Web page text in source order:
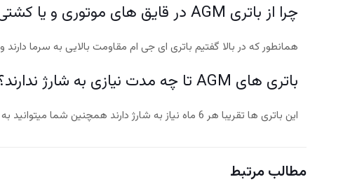
چرا از باتری AGM در قایق های موتوری و یا کشتی ها چیست؟
همانطور که در بالا گفتیم باتری ای جی ام مقاومت بالایی به سرما
باتری های AGM تا چه مدت نیازی به شارژ ندارند؟
این باتری ها تقریبا هر 6 ماه نیاز به شارژ دارند همچنین شما میتوانید به صورت شارژ شده در انبار به مدت طولانی نگه دارید.
مطالب مرتبط